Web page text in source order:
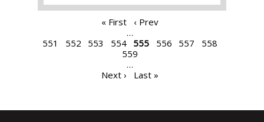
« First
‹ Prev
…
551
552 553 554 555 556 557
558
559
…
Next ›
Last »